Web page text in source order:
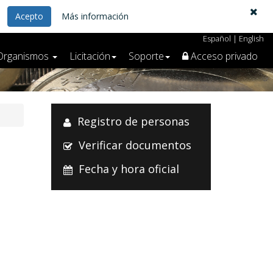
Acepto Más información
Español | English
Licitación Soporte Acceso privado
Registro de personas
Verificar documentos
Fecha y hora oficial